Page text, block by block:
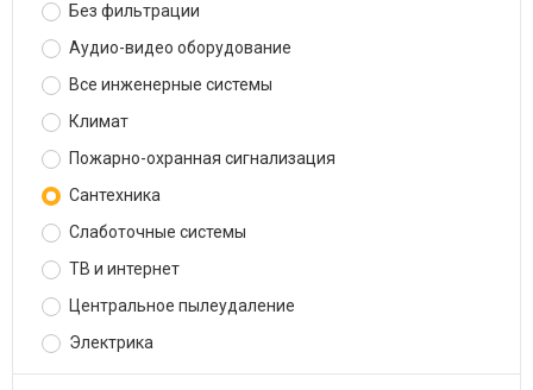
Без фильтрации
Аудио-видео оборудование
Все инженерные системы
Климат
Пожарно-охранная сигнализация
Сантехника
Слаботочные системы
ТВ и интернет
Центральное пылеудаление
Электрика